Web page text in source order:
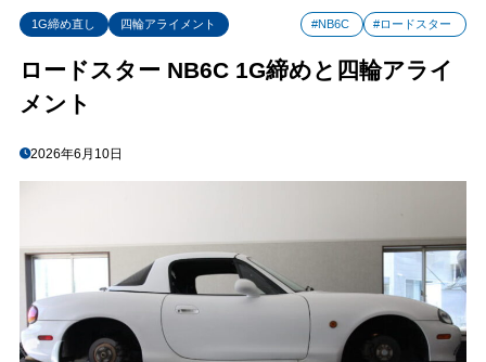
1G締め直し 四輪アライメント #NB6C #ロードスター
ロードスター NB6C 1G締めと四輪アライ
メント
2026年6月10日